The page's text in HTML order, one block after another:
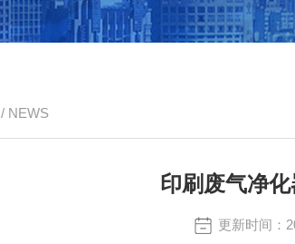
/ NEWS
印刷废气净
更新时间